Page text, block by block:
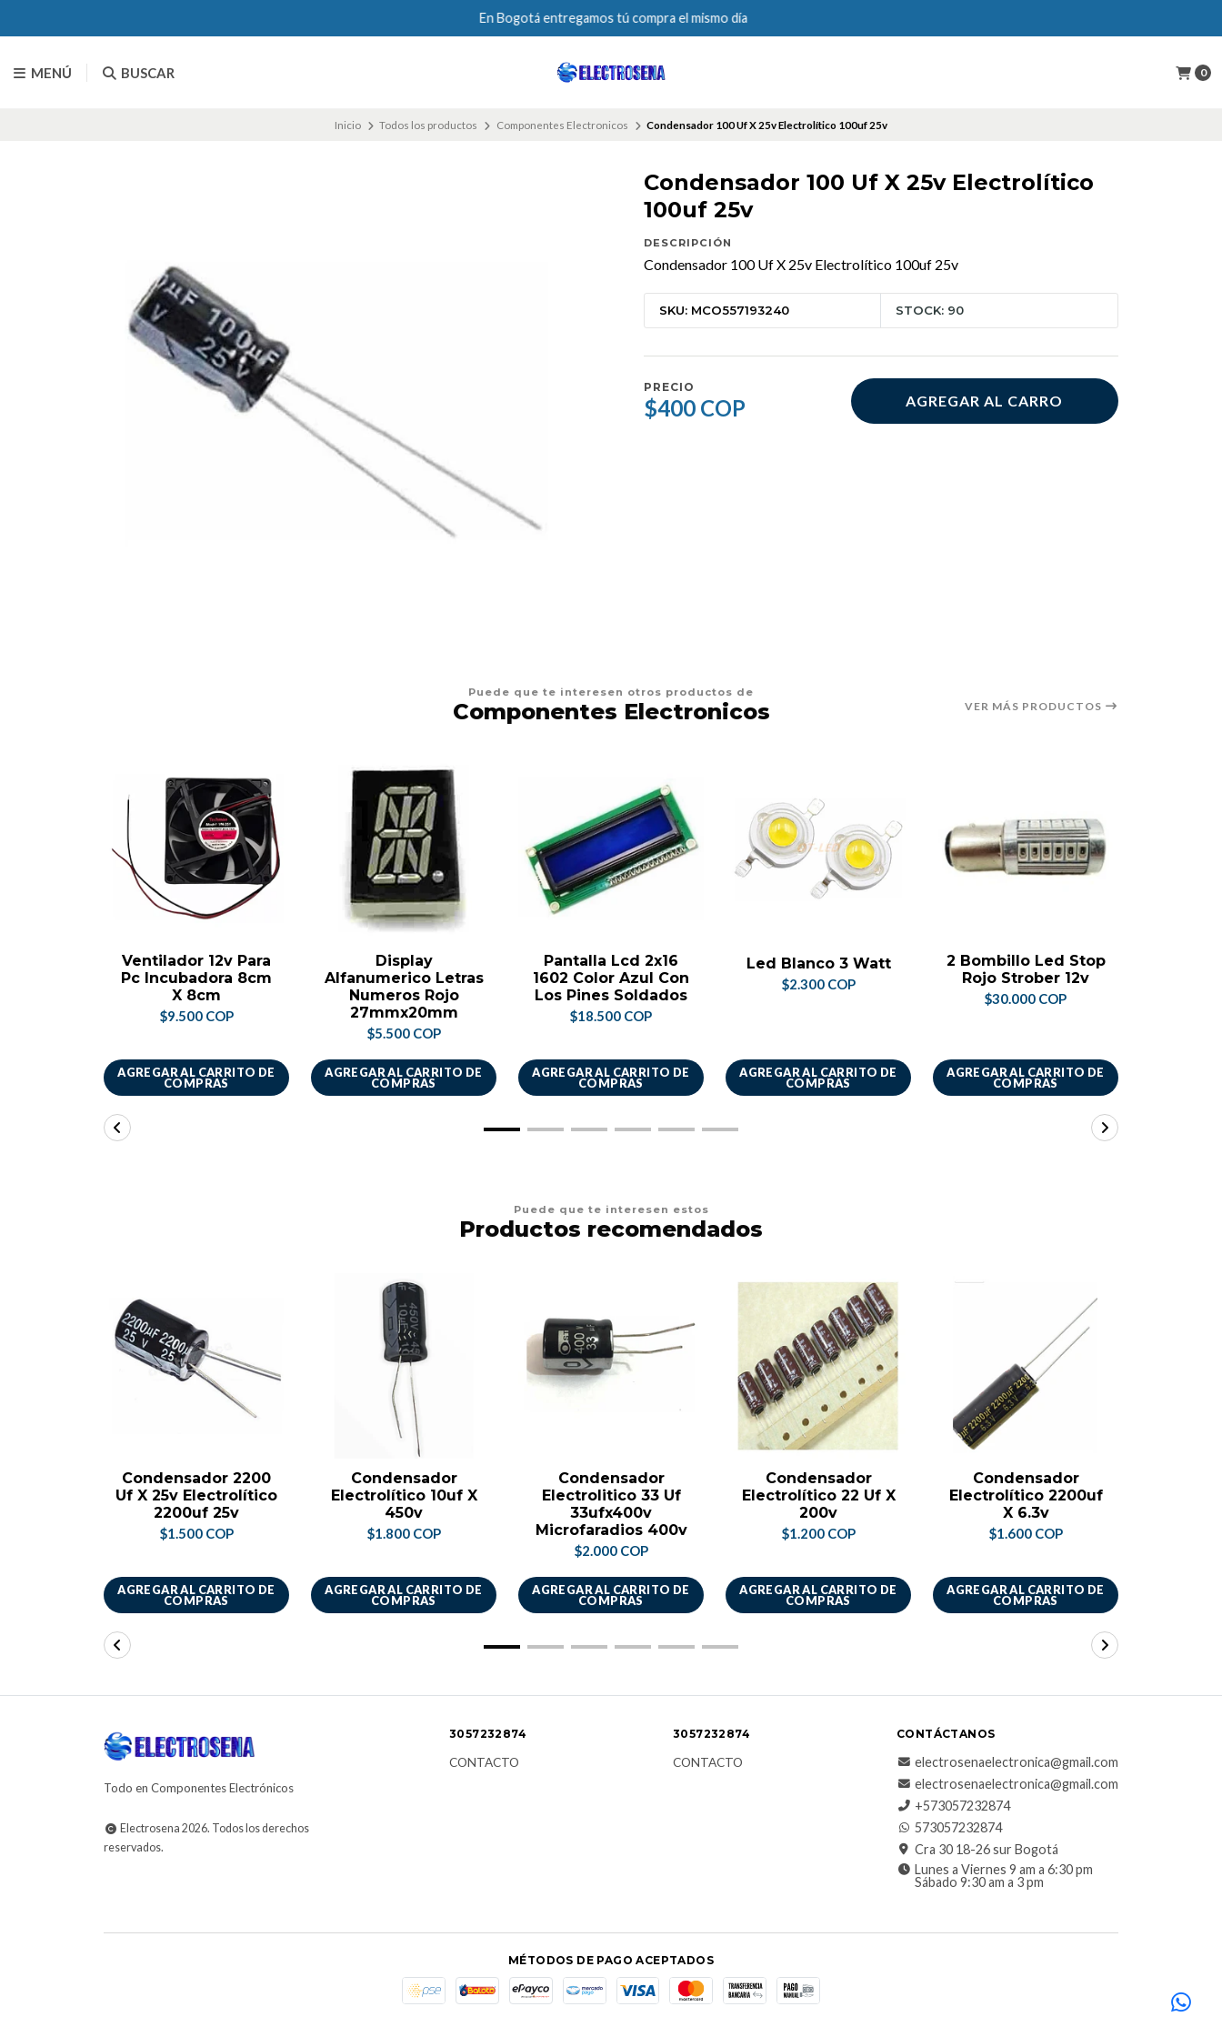
MENÚ BUSCAR 0
En Bogotá entregamos tú compra el mismo día
Inicio Todos los productos Componentes Electronicos Condensador 100 Uf X 25v Electrolítico 100uf 25v
Condensador 100 Uf X 25v Electrolítico
100uf 25v
DESCRIPCIÓN
Condensador 100 Uf X 25v Electrolítico 100uf 25v
SKU: MCO557193240 STOCK: 90
PRECIO
$400 COP AGREGAR AL CARRO
Puede que te interesen otros productos de
Componentes Electronicos VER MÁS PRODUCTOS
Ventilador 12v Para
Pc Incubadora 8cm
X 8cm
$9.500 COP
AGREGAR AL CARRITO DE
COMPRAS
Display
Alfanumerico Letras
Numeros Rojo
27mmx20mm
$5.500 COP
AGREGAR AL CARRITO DE
COMPRAS
Pantalla Lcd 2x16
1602 Color Azul Con
Los Pines Soldados
$18.500 COP
AGREGAR AL CARRITO DE
COMPRAS
Led Blanco 3 Watt
$2.300 COP
AGREGAR AL CARRITO DE
COMPRAS
2 Bombillo Led Stop
Rojo Strober 12v
$30.000 COP
AGREGAR AL CARRITO DE
COMPRAS
Puede que te interesen estos
Productos recomendados
Condensador 2200
Uf X 25v Electrolítico
2200uf 25v
$1.500 COP
AGREGAR AL CARRITO DE
COMPRAS
Condensador
Electrolítico 10uf X
450v
$1.800 COP
AGREGAR AL CARRITO DE
COMPRAS
Condensador
Electrolitico 33 Uf
33ufx400v
Microfaradios 400v
$2.000 COP
AGREGAR AL CARRITO DE
COMPRAS
Condensador
Electrolítico 22 Uf X
200v
$1.200 COP
AGREGAR AL CARRITO DE
COMPRAS
Condensador
Electrolítico 2200uf
X 6.3v
$1.600 COP
AGREGAR AL CARRITO DE
COMPRAS
Todo en Componentes Electrónicos
Electrosena 2026. Todos los derechos
reservados.
3057232874
CONTACTO
3057232874
CONTACTO
CONTÁCTANOS
electrosenaelectronica@gmail.com
electrosenaelectronica@gmail.com
+573057232874
573057232874
Cra 30 18-26 sur Bogotá
Lunes a Viernes 9 am a 6:30 pm
Sábado 9:30 am a 3 pm
MÉTODOS DE PAGO ACEPTADOS